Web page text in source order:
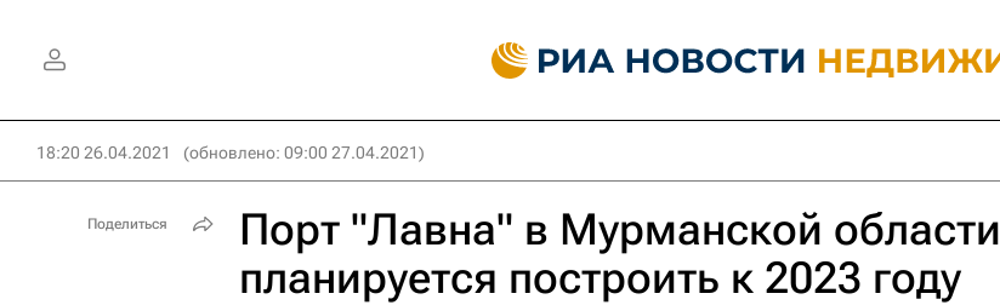
18:20 26.04.2021 (обновлено: 09:00 27.04.2021)
Порт "Лавна" в Мурманской области
планируется построить к 2023 году
Поделиться